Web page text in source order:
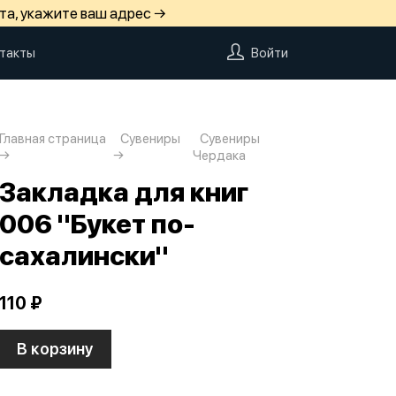
укажите ваш адрес →
Войти
Главная страница Сувениры
Сувениры
Чердака
Закладка для книг
006 "Букет по-
сахалински"
110 ₽
В корзину